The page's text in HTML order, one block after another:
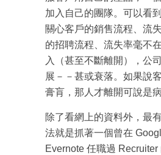
加入自己的團隊。可以看
關心客戶的銷售流程、流
的招聘流程、流失率毫不
入（甚至不斷離開），公
展－－甚或衰落。如果說
膏肓，那人才離開可說是病
除了看網上的資料外，最
法就是抓著一個曾在
Evernote 任職過 Recruiter